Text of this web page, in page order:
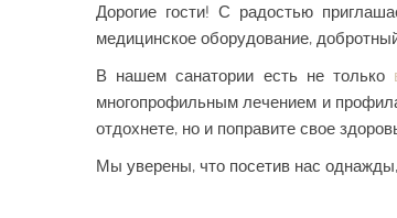
Дорогие гости! С радостью
медицинское оборудование,
В нашем санатории есть не только
многопрофильным лечением и
отдохнете, но и поправите свое
Мы уверены, что посетив нас